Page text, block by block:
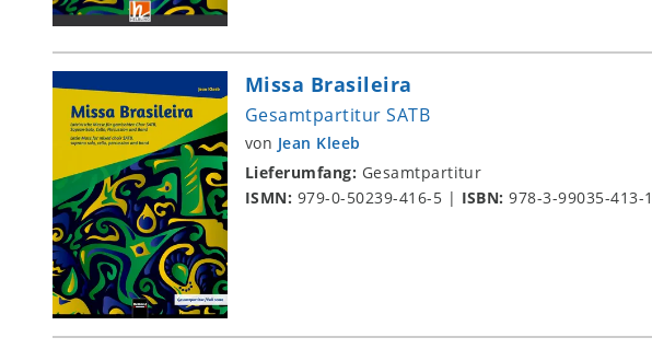
Missa Brasileira
Gesamtpartitur SATB
von Jean Kleeb
Lieferumfang: Gesamtpartitur
ISMN: 979-0-50239-416-5 | ISBN:978-3-99035-413-1